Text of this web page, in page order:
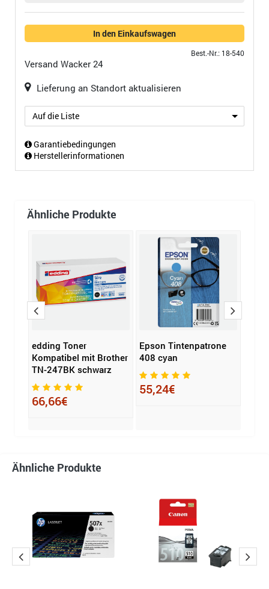
In den Einkaufswagen
Best.-Nr.: 18-540
Versand Wacker 24
Lieferung an Standort aktualisieren
Auf die Liste
Garantiebedingungen
Herstellerinformationen
Ähnliche Produkte
edding Toner
Kompatibel mit Brother
TN-247BK schwarz
66,66€
Epson Tintenpatrone
408 cyan
55,24€
Ähnliche Produkte